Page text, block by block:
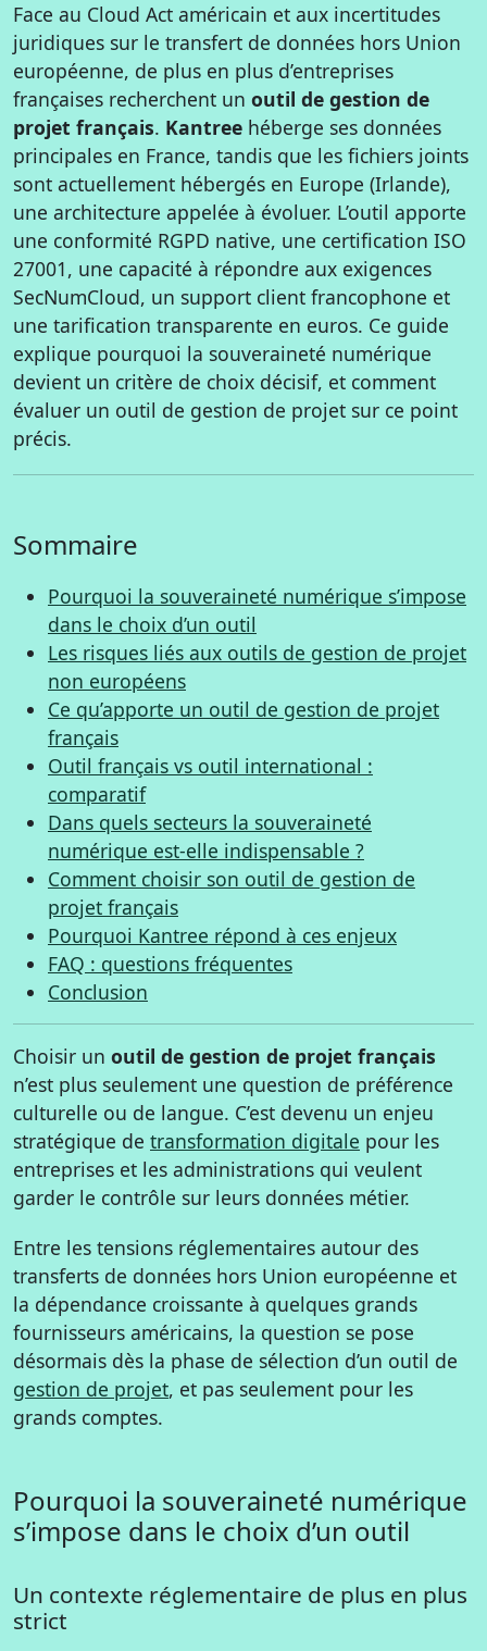
Face au Cloud Act américain et aux incertitudes
juridiques sur le transfert de données hors Union
européenne, de plus en plus d’entreprises
françaises recherchent un outil de gestion de
projet français. Kantree héberge ses données
principales en France, tandis que les fichiers joints
sont actuellement hébergés en Europe (Irlande),
une architecture appelée à évoluer. L’outil apporte
une conformité RGPD native, une certification ISO
27001, une capacité à répondre aux exigences
SecNumCloud, un support client francophone et
une tarification transparente en euros. Ce guide
explique pourquoi la souveraineté numérique
devient un critère de choix décisif, et comment
évaluer un outil de gestion de projet sur ce point
précis.
Sommaire
Pourquoi la souveraineté numérique s’impose
dans le choix d’un outil
Les risques liés aux outils de gestion de projet
non européens
Ce qu’apporte un outil de gestion de projet
français
Outil français vs outil international :
comparatif
Dans quels secteurs la souveraineté
numérique est-elle indispensable ?
Comment choisir son outil de gestion de
projet français
Pourquoi Kantree répond à ces enjeux
FAQ : questions fréquentes
Conclusion
Choisir un outil de gestion de projet français
n’est plus seulement une question de préférence
culturelle ou de langue. C’est devenu un enjeu
stratégique de transformation digitale pour les
entreprises et les administrations qui veulent
garder le contrôle sur leurs données métier.
Entre les tensions réglementaires autour des
transferts de données hors Union européenne et
la dépendance croissante à quelques grands
fournisseurs américains, la question se pose
désormais dès la phase de sélection d’un outil de
gestion de projet, et pas seulement pour les
grands comptes.
Pourquoi la souveraineté numérique
s’impose dans le choix d’un outil
Un contexte réglementaire de plus en plus
strict